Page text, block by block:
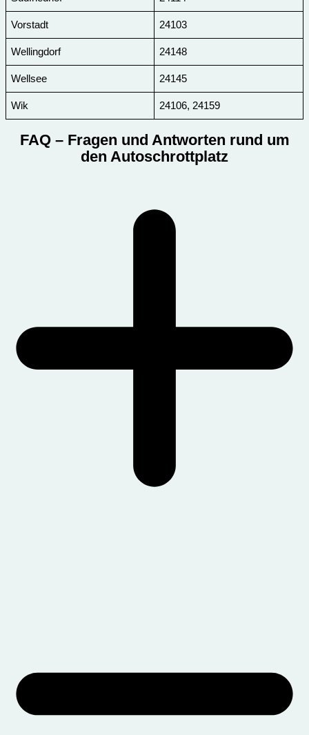
Vorstadt 24103
Wellingdorf 24148
Wellsee 24145
Wik 24106, 24159
FAQ – Fragen und Antworten rund um
den Autoschrottplatz